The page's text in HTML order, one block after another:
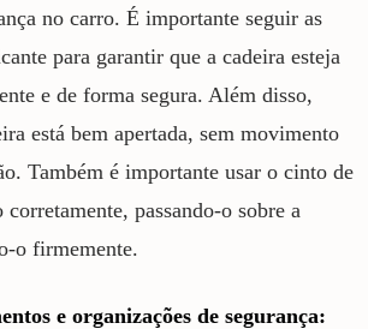
no carro. É importante seguir as
para garantir que a cadeira esteja
e de forma segura. Além disso,
está bem apertada, sem movimento
Também é importante usar o cinto de
corretamente, passando-o sobre a
o firmemente.
e organizações de segurança: